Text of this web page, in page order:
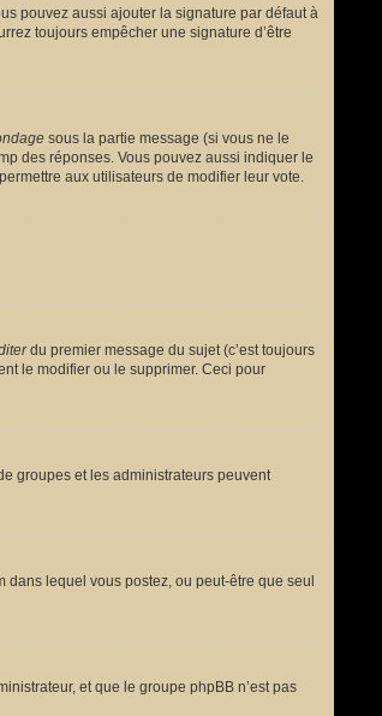
pouvez aussi ajouter la signature par défaut à
toujours empêcher une signature d’être
sous la partie message (si vous ne le
des réponses. Vous pouvez aussi indiquer le
aux utilisateurs de modifier leur vote.
du premier message du sujet (c’est toujours
le modifier ou le supprimer. Ceci pour
groupes et les administrateurs peuvent
dans lequel vous postez, ou peut-être que seul
et que le groupe phpBB n’est pas